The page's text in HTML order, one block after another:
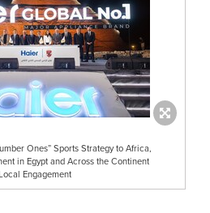
Ones” Sports Strategy to Africa,
in Egypt and Across the Continent
Engagement